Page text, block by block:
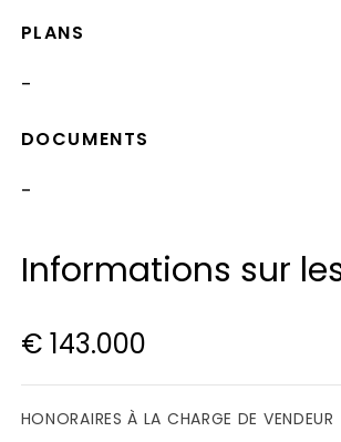
PLANS
-
DOCUMENTS
-
Informations sur
€ 143.000
HONORAIRES À LA CHARGE DE VENDEUR